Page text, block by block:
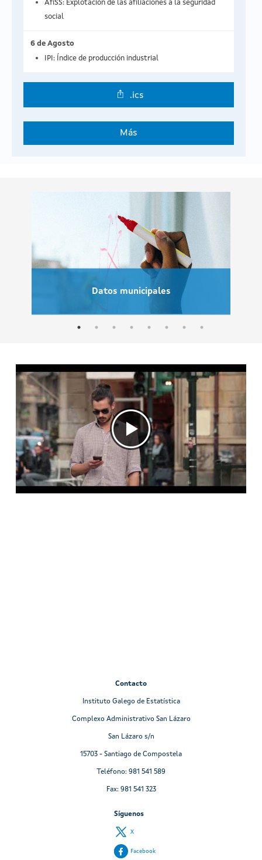
AfiSS: Explotación de las afiliaciones a la seguridad
social
6 de Agosto
IPI: Índice de producción industrial
.ics
Más
Datos municipales
Contacto
Instituto Galego de Estatística
Complexo Administrativo San Lázaro
San Lázaro s/n
15703 - Santiago de Compostela
Teléfono: 981 541 589
Fax: 981 541 323
Síguenos
X
Facebook